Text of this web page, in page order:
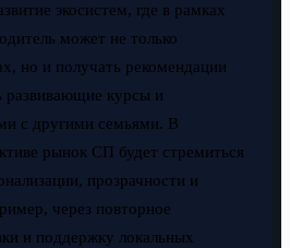
экосистем, где в рамках
может не только
но и получать рекомендации
развивающие курсы и
с другими семьями. В
рынок СП будет стремиться
прозрачности и
через повторное
и поддержку локальных